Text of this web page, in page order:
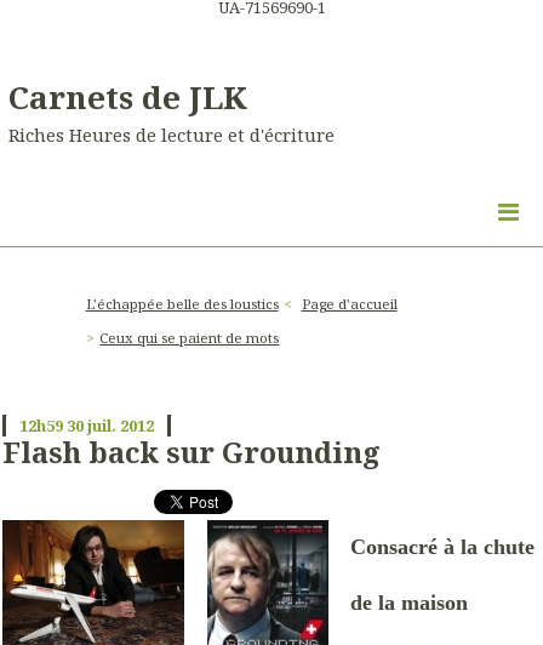
UA-71569690-1
Carnets de JLK
Riches Heures de lecture et d'écriture
L'échappée belle des loustics
Page d'accueil
Ceux qui se paient de mots
12h59 30juil. 2012
Flash back sur Grounding
Consacré à la chute
de la maison